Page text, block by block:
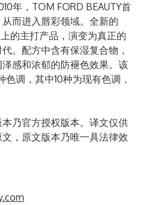
年，TOM FORD BEAUTY首
而进入唇彩领域。全新的
的主打产品，演变为真正的
。配方中含有保湿复合物，
感和浓郁的防褪色效果。该
调，其中10种为现有色调，
乃官方授权版本。译文仅供
，原文版本乃唯一具法律效